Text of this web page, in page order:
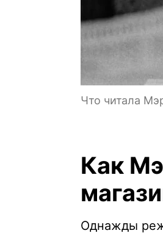
Что читала
Как
Однажды